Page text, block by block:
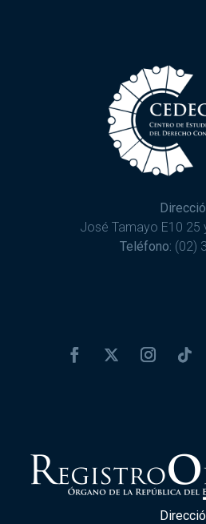
José Tamayo E10 25
Teléfono: (02)